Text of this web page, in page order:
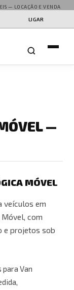
— LOCAÇÃO E VENDA
LIGAR
—
MÓVEL
veículos em
com
e projetos sob
para Van